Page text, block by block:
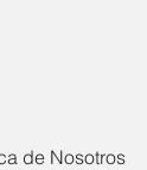
de Nosotros